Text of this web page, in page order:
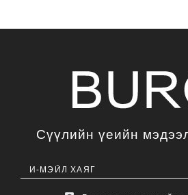
Сүүлийн үеийн